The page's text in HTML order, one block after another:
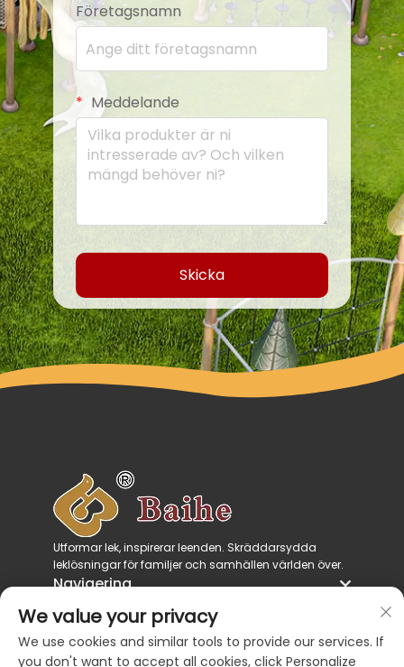
Företagsnamn
Meddelande
Skicka
Utformar lek, inspirerar leenden. Skräddarsydda
leklösningar för familjer och samhällen världen över.
Navigering
Produktkategorier
Kontakta oss
We value your privacy
We use cookies and similar tools to provide our services. If
you don't want to accept all cookies, click Personalize